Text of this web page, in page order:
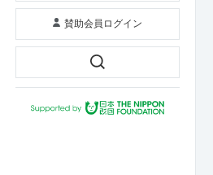
賛助会員ログイン